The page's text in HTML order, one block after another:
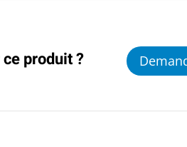
produit ?